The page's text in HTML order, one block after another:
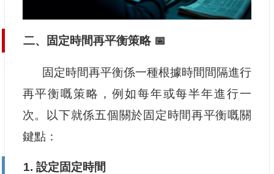
二、固定時間再平衡策略 📅
固定時間再平衡係一種根據時間間隔進行
再平衡嘅策略，例如每年或每半年進行一
次。以下就係五個關於固定時間再平衡嘅關
鍵點：
1. 設定固定時間